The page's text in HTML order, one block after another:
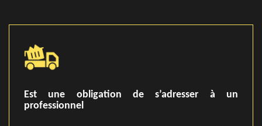
Est une obligation de s’adresser à un
professionnel